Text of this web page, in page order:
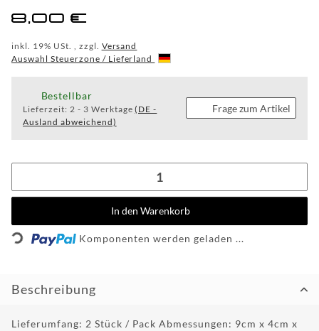
HOTLINE:
80571-
KONTAKT:
info@wheelforce.de
8,00 €
inkl. 19% USt. , zzgl. Versand
Auswahl Steuerzone / Lieferland
Bestellbar
Lieferzeit: 2 - 3 Werktage(DE -
Ausland abweichend)
Frage zum Artikel
In den Warenkorb
Loading... Komponenten werden geladen ...
Beschreibung
Lieferumfang: 2 Stück / Pack Abmessungen: 9cm x 4cm x